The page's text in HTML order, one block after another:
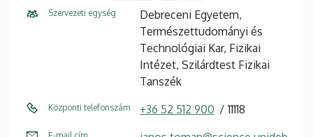
Szervezeti egység
Debreceni Egyetem,
Természettudományi és
Technológiai Kar, Fizikai
Intézet, Szilárdtest Fizikai
Tanszék
Központi telefonszám +36 52 512 900 11118